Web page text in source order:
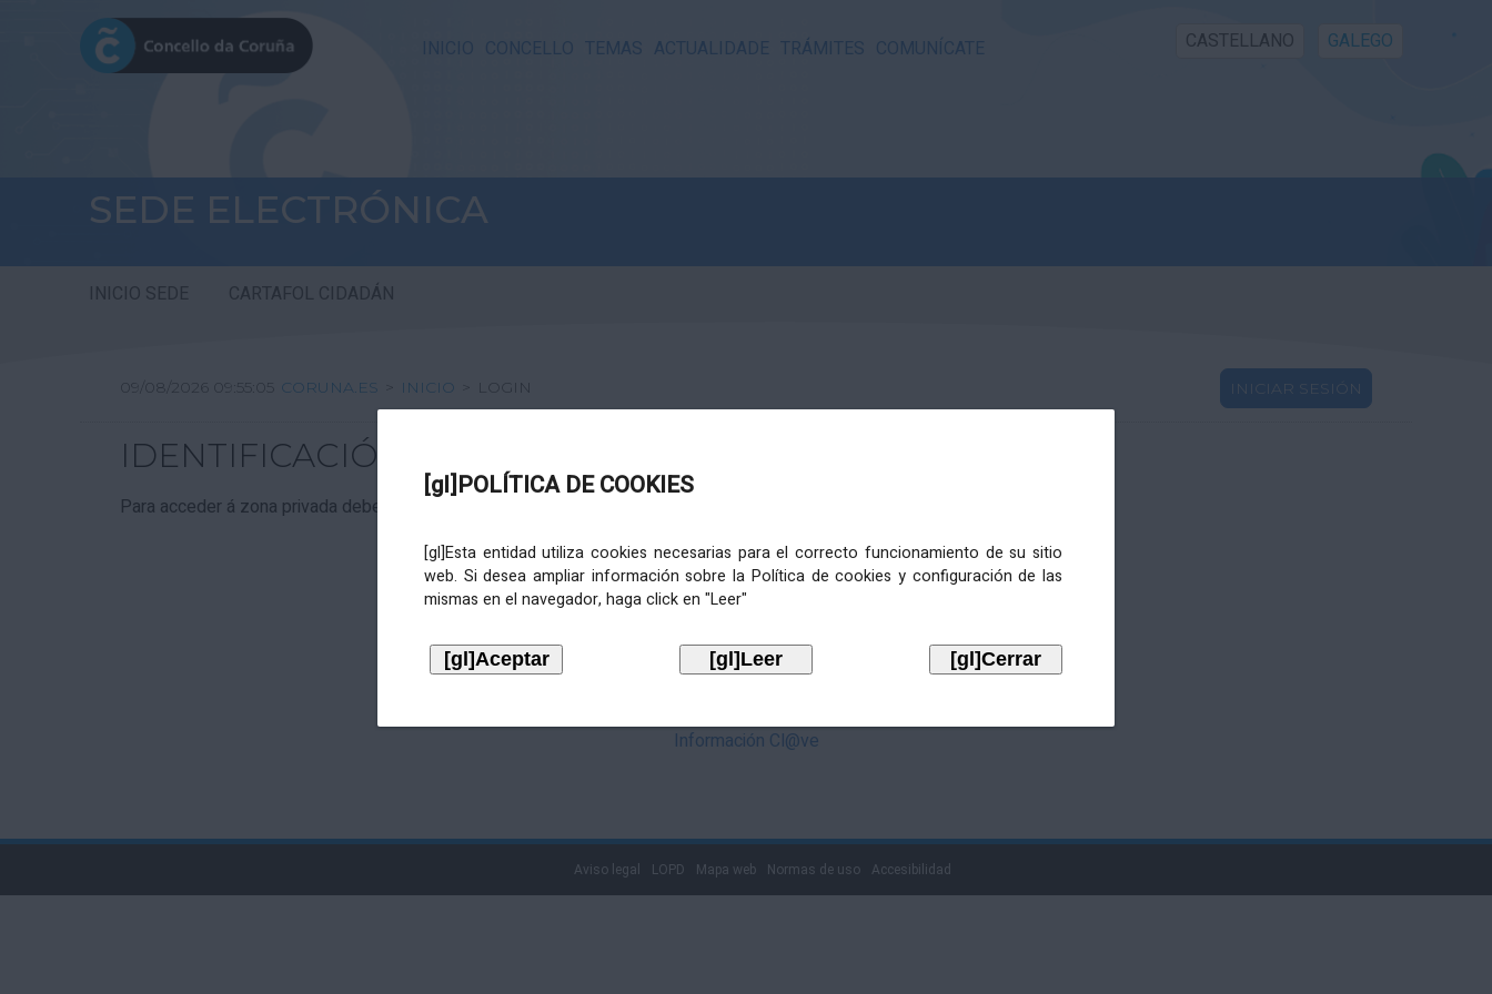
INICIO CONCELLO TEMAS ACTUALIDADE TRÁMITES COMUNÍCATE CASTELLANO GALEGO
SEDE ELECTRÓNICA
INICIO SEDE CARTAFOL CIDADÁN
[gl]POLÍTICA DE COOKIES
[gl]Esta entidad utiliza cookies necesarias para el correcto funcionamiento de su sitio
web. Si desea ampliar información sobre la Política de cookies y configuración de las
mismas en el navegador, haga click en "Leer"
09/08/2026 09:55:05 CORUNA.ES > INICIO > LOGIN INICIAR SESIÓN
IDENTIFICACIÓN
Para acceder á zona privada debe identificarse mediante Cl@ve. Pulse no logotipo
Información Cl@ve
Aviso legal LOPD Mapa web Normas de uso Accesibilidad